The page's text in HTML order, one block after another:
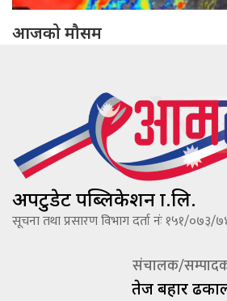
आजको मौसम
अपटुडेट पब्लिकेशन प्रा.लि.
सूचना तथा प्रसारण विभाग दर्ता नंः १५१/०७३/
संचालक/
तेज बहादूर